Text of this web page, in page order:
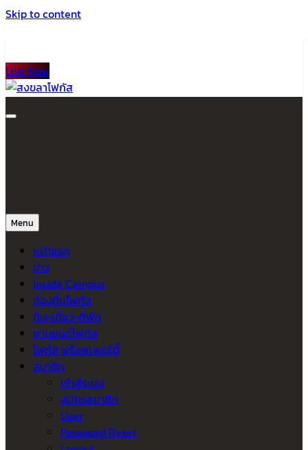
Skip to content
Live Now
สงขลาโฟกัส
ติดตามข่าวสาร ภาคใต้ หาดใหญ่และสงขลา จากสำนักข่าวโฟกัส
Menu
หน้าแรก
ข่าว
Inside Campus
ท้องถิ่นโฟกัส
กิน-เที่ยว-ที่พัก
ยานยนต์โฟกัส
โฟกัส พร็อพเพอร์ตี้
สมาชิก
เข้าสู่ระบบ
สมัครสมาชิก
User
Password Reset